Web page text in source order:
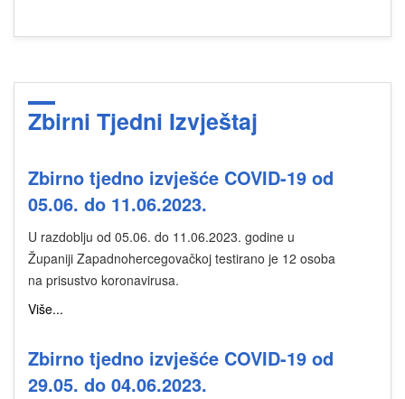
Zbirni Tjedni Izvještaj
Zbirno tjedno izvješće COVID-19 od
05.06. do 11.06.2023.
U razdoblju od 05.06. do 11.06.2023. godine u
Županiji Zapadnohercegovačkoj testirano je 12 osoba
na prisustvo koronavirusa.
Više...
Zbirno tjedno izvješće COVID-19 od
29.05. do 04.06.2023.